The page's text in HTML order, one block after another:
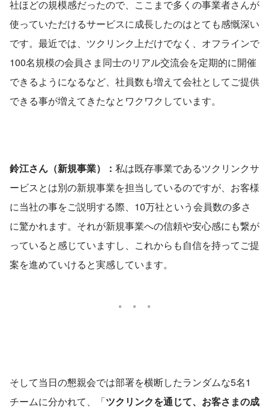
社ほどの規模感だったので、ここまで多くの事業者さんが
使っていただけるサービスに成長したのはとても感慨深い
です。最近では、ツクリンク上だけでなく、オフラインで
100名規模の会員さま同士のリアル交流会を定期的に開催
できるようになるなど、社員数も増えて会社としてご提供
できる事が増えてきたなとワクワクしています。
鈴江さん（新規事業）： 私は既存事業であるツクリンクサ
ービスとは別の新規事業を担当しているのですが、お客様
に当社の事をご説明する際、10万社という会員数の多さ
に驚かれます。それが新規事業への信頼や安心感にも繋が
っていると感じていますし、これからも自信を持ってご提
案を進めていけると実感しています。
そして当日の懇親会では部署を横断したランダムな5名1
チームに分かれて、「ツクリンクを通じて、お客さまの成